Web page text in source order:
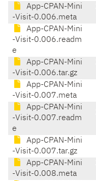
App-CPAN-Mini
-Visit-0.006.meta
App-CPAN-Mini
-Visit-0.006.readm
e
App-CPAN-Mini
-Visit-0.006.tar.gz
App-CPAN-Mini
-Visit-0.007.meta
App-CPAN-Mini
-Visit-0.007.readm
e
App-CPAN-Mini
-Visit-0.007.tar.gz
App-CPAN-Mini
-Visit-0.008.meta